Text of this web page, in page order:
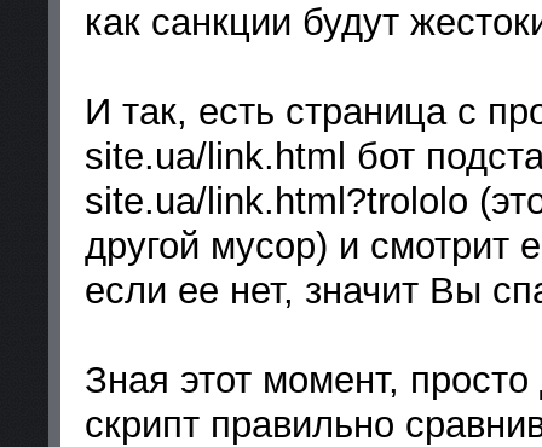
как санкции будут
И так, есть страница с
site.ua/link.html бот
site.ua/link.html?trololo
другой мусор) и смотрит
если ее нет, значит Вы
Зная этот момент,
скрипт правильно